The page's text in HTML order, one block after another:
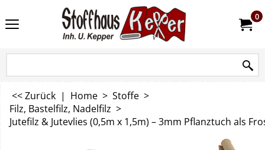
0
<< Zurück | Home > Stoffe >
Filz, Bastelfilz, Nadelfilz >
Jutefilz & Jutevlies (0,5m x 1,5m) – 3mm Pflanztuch als